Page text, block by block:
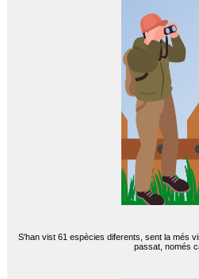
S'han vist 61 espècies diferents, sent la més
passat, només